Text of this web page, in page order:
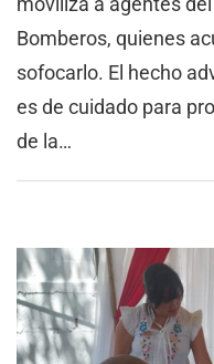
Bomberos, quienes
sofocarlo. El hecho
es de cuidado para
de la…